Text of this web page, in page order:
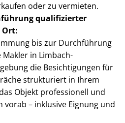
oder zu vermieten.
qualifizierter
Ort:
bis zur Durchführung
in Limbach-
die Besichtigungen für
strukturiert in Ihrem
Objekt professionell und
– inklusive Eignung und